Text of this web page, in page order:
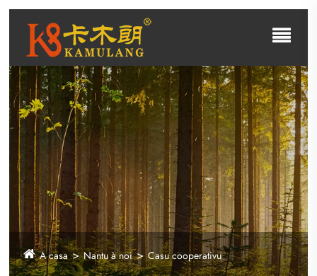
A casa Nantu à noi Casu cooperativu